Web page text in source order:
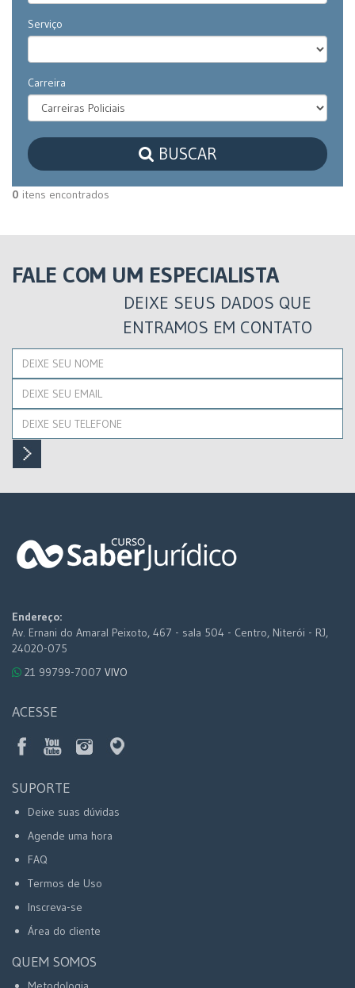
Serviço
Carreira
BUSCAR
0 itens encontrados
FALE COM UM ESPECIALISTA
DEIXE SEUS DADOS QUE
ENTRAMOS EM CONTATO
Endereço:
Av. Ernani do Amaral Peixoto, 467 - sala 504 - Centro, Niterói - RJ,
24020-075
21 99799-7007 VIVO
ACESSE
SUPORTE
Deixe suas dúvidas
Agende uma hora
FAQ
Termos de Uso
Inscreva-se
Área do cliente
QUEM SOMOS